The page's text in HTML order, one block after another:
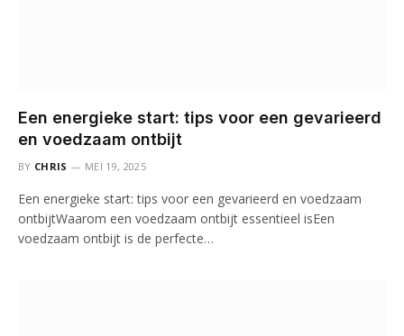
Een energieke start: tips voor een gevarieerd
en voedzaam ontbijt
BY CHRIS MEI 19, 2025
Een energieke start: tips voor een gevarieerd en voedzaam
ontbijtWaarom een voedzaam ontbijt essentieel isEen
voedzaam ontbijt is de perfecte…